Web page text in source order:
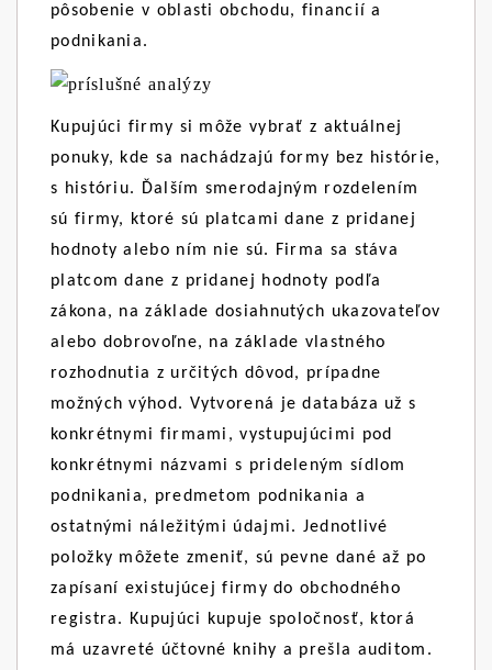
pôsobenie v oblasti obchodu, financií a
podnikania.
Kupujúci firmy si môže vybrať z aktuálnej
ponuky, kde sa nachádzajú formy bez histórie,
s históriu. Ďalším smerodajným rozdelením
sú firmy, ktoré sú platcami dane z pridanej
hodnoty alebo ním nie sú. Firma sa stáva
platcom dane z pridanej hodnoty podľa
zákona, na základe dosiahnutých ukazovateľov
alebo dobrovoľne, na základe vlastného
rozhodnutia z určitých dôvod, prípadne
možných výhod. Vytvorená je databáza už s
konkrétnymi firmami, vystupujúcimi pod
konkrétnymi názvami s prideleným sídlom
podnikania, predmetom podnikania a
ostatnými náležitými údajmi. Jednotlivé
položky môžete zmeniť, sú pevne dané až po
zapísaní existujúcej firmy do obchodného
registra. Kupujúci kupuje spoločnosť, ktorá
má uzavreté účtovné knihy a prešla auditom.